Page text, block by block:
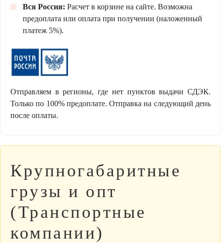
Вся Россия: Расчет в корзине на сайте. Возможна
предоплата или оплата при получении (наложенный
платеж 5%).
Отправляем в регионы, где нет пунктов выдачи СДЭК.
Только по 100% предоплате. Отправка на следующий день
после оплаты.
Крупногабаритные
грузы и опт
(Транспортные
компании)